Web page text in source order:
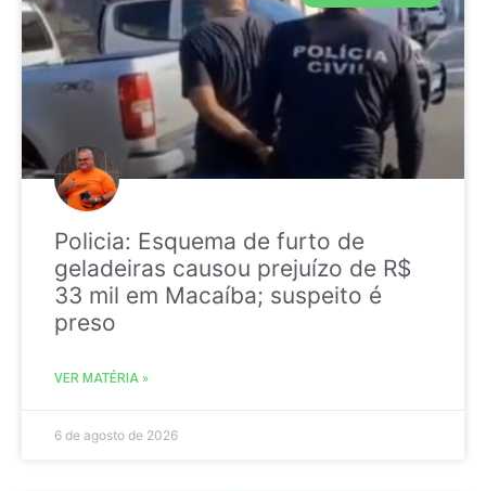
Policia: Esquema de furto de
geladeiras causou prejuízo de R$
33 mil em Macaíba; suspeito é
preso
VER MATÉRIA »
6 de agosto de 2026